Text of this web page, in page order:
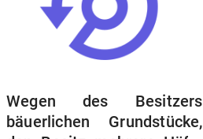
Wegen des Besitzers
bäuerlichen Grundstücke,